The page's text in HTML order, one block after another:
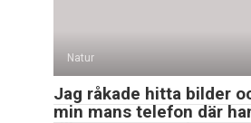
Natur
Jag råkade hitta bilder
min mans telefon där